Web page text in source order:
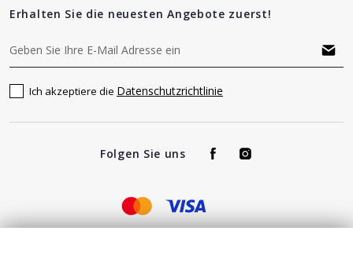
Erhalten Sie die neuesten Angebote zuerst!
Ich akzeptiere die Datenschutzrichtlinie
Folgen Sie uns